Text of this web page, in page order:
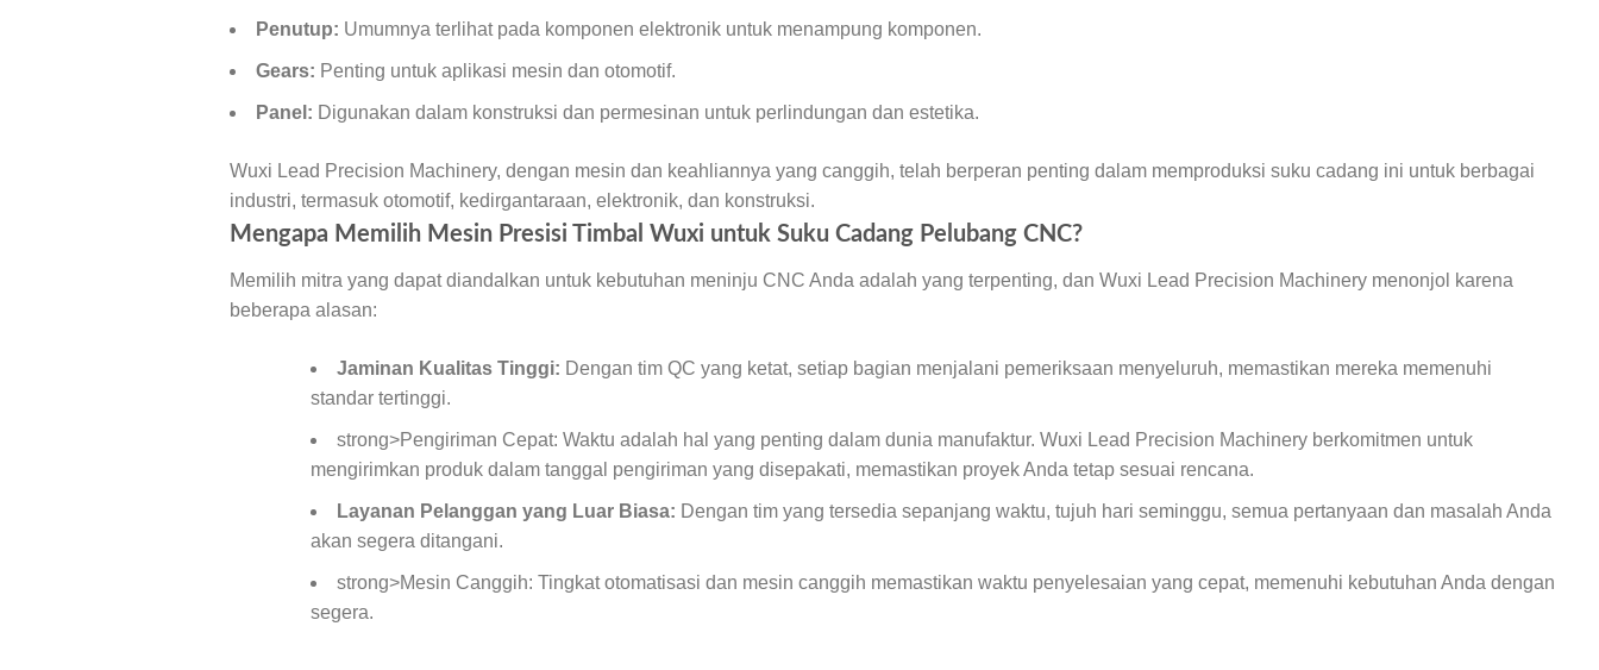
Penutup: Umumnya terlihat pada komponen elektronik untuk menampung komponen.
Gears: Penting untuk aplikasi mesin dan otomotif.
Panel: Digunakan dalam konstruksi dan permesinan untuk perlindungan dan estetika.
Wuxi Lead Precision Machinery, dengan mesin dan keahliannya yang canggih, telah berperan penting dalam memproduksi suku cadang ini untuk berbagai
industri, termasuk otomotif, kedirgantaraan, elektronik, dan konstruksi.
Mengapa Memilih Mesin Presisi Timbal Wuxi untuk Suku Cadang Pelubang CNC?
Memilih mitra yang dapat diandalkan untuk kebutuhan meninju CNC Anda adalah yang terpenting, dan Wuxi Lead Precision Machinery menonjol karena
beberapa alasan:
Jaminan Kualitas Tinggi: Dengan tim QC yang ketat, setiap bagian menjalani pemeriksaan menyeluruh, memastikan mereka memenuhi
standar tertinggi.
strong>Pengiriman Cepat: Waktu adalah hal yang penting dalam dunia manufaktur. Wuxi Lead Precision Machinery berkomitmen untuk
mengirimkan produk dalam tanggal pengiriman yang disepakati, memastikan proyek Anda tetap sesuai rencana.
Layanan Pelanggan yang Luar Biasa: Dengan tim yang tersedia sepanjang waktu, tujuh hari seminggu, semua pertanyaan dan masalah Anda
akan segera ditangani.
strong>Mesin Canggih: Tingkat otomatisasi dan mesin canggih memastikan waktu penyelesaian yang cepat, memenuhi kebutuhan Anda dengan
segera.